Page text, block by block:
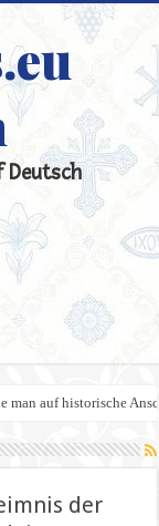
Deutsch
man auf historische
der